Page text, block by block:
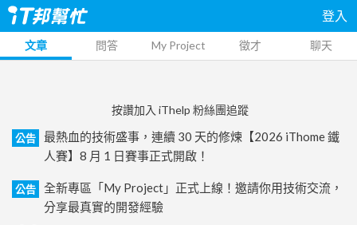
登入
文章 問答 My Project 徵才 聊天
按讚加入 iThelp 粉絲團追蹤
公告
最熱血的技術盛事，連續 30 天的修煉【2026 iThome 鐵
人賽】8 月 1 日賽事正式開啟！
公告
全新專區「My Project」正式上線！邀請你用技術交流，
分享最真實的開發經驗